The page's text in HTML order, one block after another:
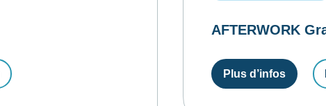
AFTERWORK
Plus d’infos